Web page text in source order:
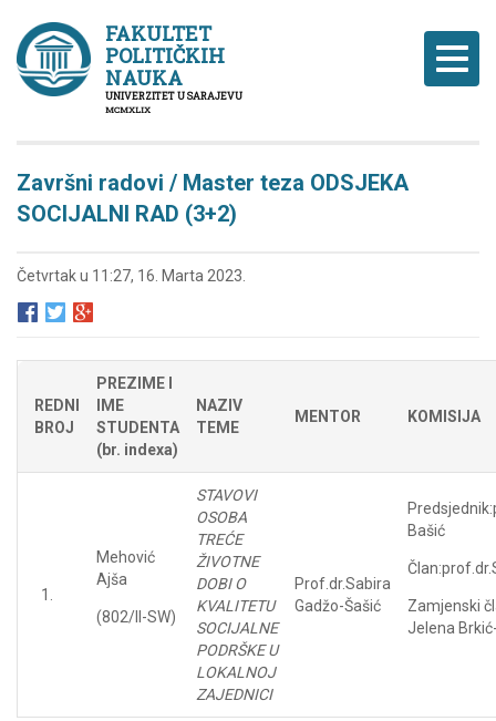
FAKULTET
POLITIČKIH
NAUKA
UNIVERZITET U SARAJEVU
MCMXLIX
Završni radovi / Master teza ODSJEKA
SOCIJALNI RAD (3+2)
Četvrtak u 11:27, 16. Marta 2023.
REDNI
BROJ
PREZIME I
IME
STUDENTA
(br. indexa)
NAZIV
TEME
MENTOR KOMISIJA
Mehović
Ajša
(802/II-SW)
STAVOVI
OSOBA
TREĆE
ŽIVOTNE
DOBI O
KVALITETU
SOCIJALNE
PODRŠKE U
LOKALNOJ
ZAJEDNICI
Prof.dr.Sabira
Gadžo-Šašić
Bašić
Zamjenski
Jelena